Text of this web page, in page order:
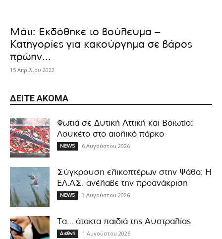
Μάτι: Εκδόθηκε το βούλευμα –
Κατηγορίες για κακούργημα σε βάρος
πρώην...
15 Απριλίου 2022
ΔΕΊΤΕ ΑΚΌΜΑ
Φωτιά σε Δυτική Αττική και Βοιωτία:
Λουκέτο στο αιολικό πάρκο
NEWS 6 Αυγούστου 2026
Σύγκρουση ελικοπτέρων στην Ψάθα: Η
ΕΛ.ΑΣ. ανέλαβε την προανάκριση
NEWS 3 Αυγούστου 2026
Τα… άτακτα παιδιά της Αυστραλίας
Διεθνή 1 Αυγούστου 2026